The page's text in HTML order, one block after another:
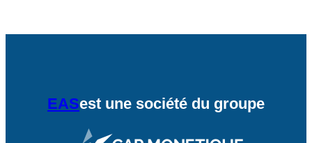
EASest une société du groupe